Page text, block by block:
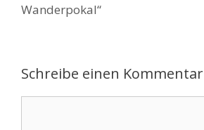
Wanderpokal“
Schreibe einen Kommentar